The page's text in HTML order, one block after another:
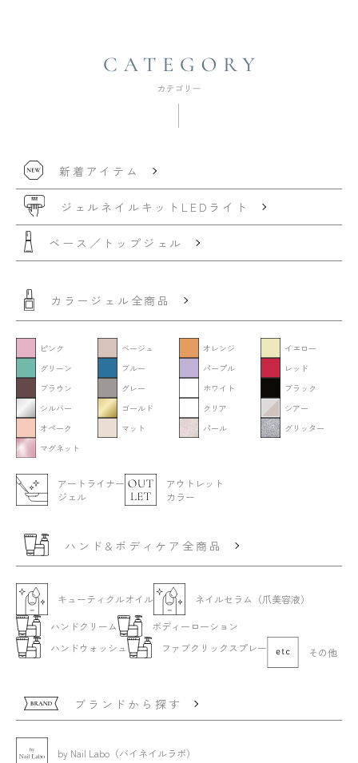
新着アイテム
ジェルネイルキット LEDライト
ベース／トップジェル
カラージェル全商品
ピンク ベージュ オレンジ
イエロー
グリーン
ブルー パープル
レッド
ブラウン
グレー ホワイト
ブラック
シルバー
ゴールド クリア
シアー
オペーク
マット パール
グリッター
マグネット
アートライナー
ジェル
アウトレット
カラー
ハンド&ボディケア全商品
キューティクルオイル
ネイルセラム（爪美容液）
ハンドクリーム
ボディーローション
ハンドウォッシュ
ファブクリックスプレー その他
ブランドから探す
by Nail Labo（バイネイルラボ）